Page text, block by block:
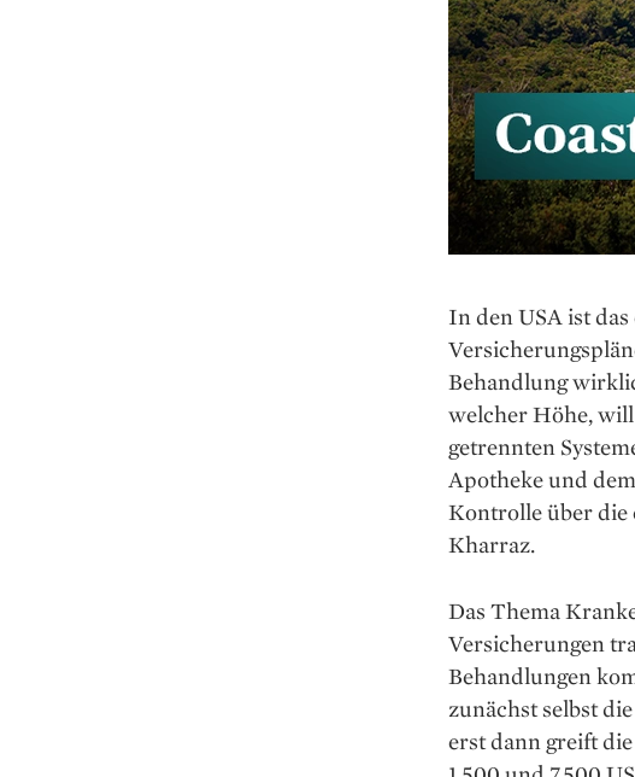
In den USA ist
Behandlung
welcher Höhe, will
getrennten
Apotheke und
Kontrolle über die
Kharraz.
Das Thema
Versicherungen
Behandlungen
zunächst selbst
erst dann greift